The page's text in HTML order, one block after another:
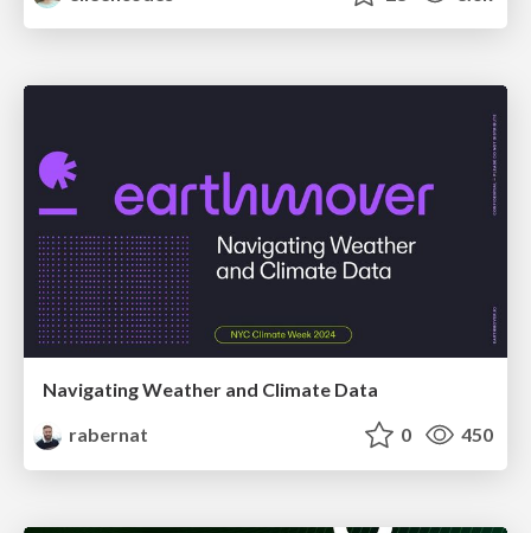
Navigating Weather and Climate Data
rabernat
0 450